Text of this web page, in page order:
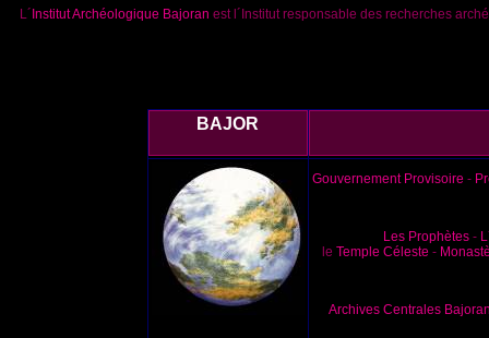
L´ Institut Archéologique Bajoran est l´Institut responsable des recherches
BAJOR
Gouvernement Provisoire -
Les Prophètes -
le Temple Céleste -
Archives Centrales